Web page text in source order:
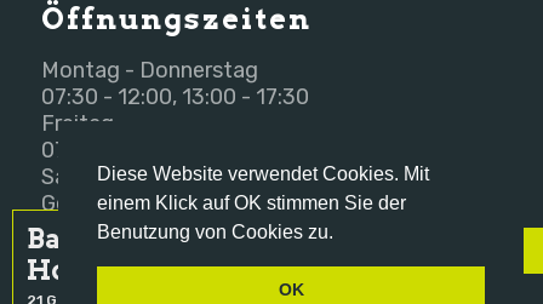
Diese Website verwendet Cookies. Mit
einem Klick auf OK stimmen Sie der
Benutzung von Cookies zu.
OK
Öffnungszeiten
Montag - Donnerstag
07:30 - 12:00, 13:00 - 17:30
Freitag
07:30 - 12:00, 13:00 - 16:00
Samstag - Sonntag
Geschlossen
Bauweise
Holzbau AG
21 Google reviews